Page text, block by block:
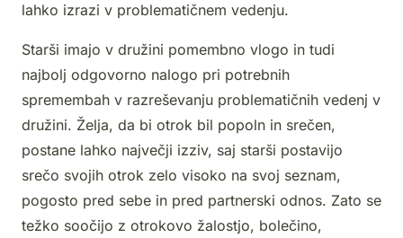
lahko izrazi v problematičnem vedenju.
Starši imajo v družini pomembno vlogo in tudi
najbolj odgovorno nalogo pri potrebnih
spremembah v razreševanju problematičnih vedenj v
družini. Želja, da bi otrok bil popoln in srečen,
postane lahko največji izziv, saj starši postavijo
srečo svojih otrok zelo visoko na svoj seznam,
pogosto pred sebe in pred partnerski odnos. Zato se
težko soočijo z otrokovo žalostjo, bolečino,